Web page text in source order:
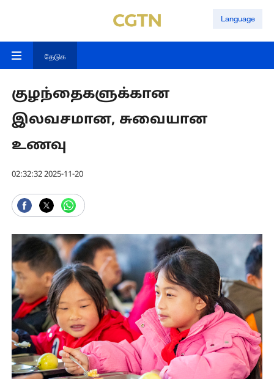
Language
தேடுக
குழந்தைகளுக்கான
இலவசமான, சுவையான
உணவு
02:32:32 2025-11-20